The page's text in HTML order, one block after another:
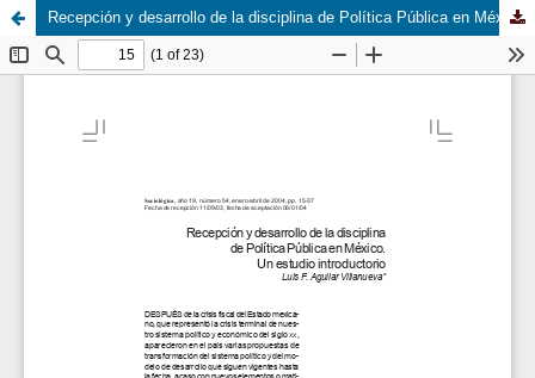
Recepción y desarrollo de la disciplina de Política Pública en México. Un estudio introductorio